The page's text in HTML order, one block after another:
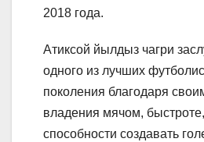
2018 года.
Атиксой йылдыз чагри
одного из лучших
поколения благодаря
владения мячом,
способности создавать